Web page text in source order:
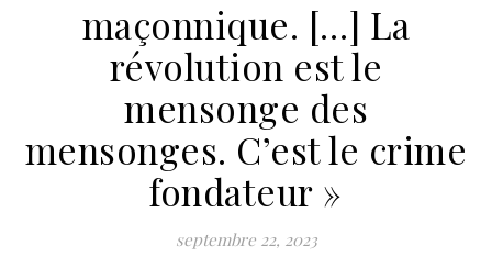
maçonnique. […] La
révolution est le
mensonge des
mensonges. C’est le crime
fondateur »
septembre 22, 2023